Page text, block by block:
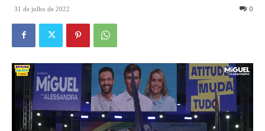
31 de julho de 2022 0